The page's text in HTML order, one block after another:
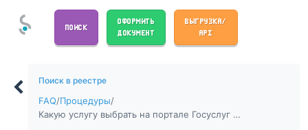
ПОИСК
ОФОРМИТЬ
ДОКУМЕНТ
ВЫГРУЗКА/
API
Поиск в реестре
FAQ/Процедуры/
Какую услугу выбрать на портале Госуслуг для исправления адреса места осуществления деятельности в реестре аккредитованных лиц?